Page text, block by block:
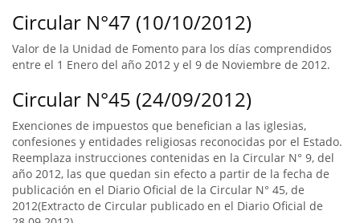
Circular N°47 (10/10/2012)
Valor de la Unidad de Fomento para los días comprendidos
entre el 1 Enero del año 2012 y el 9 de Noviembre de 2012.
Circular N°45 (24/09/2012)
Exenciones de impuestos que benefician a las iglesias,
confesiones y entidades religiosas reconocidas por el Estado.
Reemplaza instrucciones contenidas en la Circular N° 9, del
año 2012, las que quedan sin efecto a partir de la fecha de
publicación en el Diario Oficial de la Circular N° 45, de
2012(Extracto de Circular publicado en el Diario Oficial de